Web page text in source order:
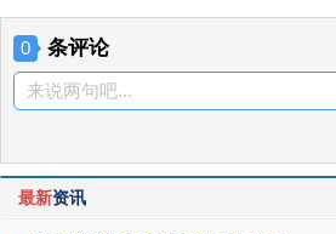
0 条评论
来说两句吧...
最新资讯